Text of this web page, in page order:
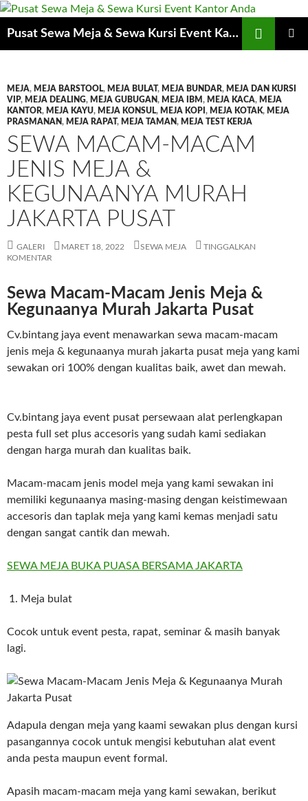
Pusat Sewa Meja & Sewa Kursi Event Kantor Anda
MEJA, MEJA BARSTOOL, MEJA BULAT, MEJA BUNDAR, MEJA DAN KURSI
VIP, MEJA DEALING, MEJA GUBUGAN, MEJA IBM , MEJA KACA, MEJA
KANTOR, MEJA KAYU, MEJA KONSUL, MEJA KOPI , MEJA KOTAK, MEJA
PRASMANAN, MEJA RAPAT, MEJA TAMAN, MEJA TEST KERJA
SEWA MACAM-MACAM
JENIS MEJA &
KEGUNAANYA MURAH
JAKARTA PUSAT
GALERI MARET 18, 2022 SEWA MEJA
TINGGALKAN
KOMENTAR
Sewa Macam-Macam Jenis Meja &
Kegunaanya Murah Jakarta Pusat
Cv.bintang jaya event menawarkan sewa macam-macam
jenis meja & kegunaanya murah jakarta pusat meja yang kami
sewakan ori 100% dengan kualitas baik, awet dan mewah.
Cv.bintang jaya event pusat persewaan alat perlengkapan
pesta full set plus accesoris yang sudah kami sediakan
dengan harga murah dan kualitas baik.
Macam-macam jenis model meja yang kami sewakan ini
memiliki kegunaanya masing-masing dengan keistimewaan
accesoris dan taplak meja yang kami kemas menjadi satu
dengan sangat cantik dan mewah.
SEWA MEJA BUKA PUASA BERSAMA JAKARTA
Meja bulat
Cocok untuk event pesta, rapat, seminar & masih banyak
lagi.
Adapula dengan meja yang kaami sewakan plus dengan kursi
pasangannya cocok untuk mengisi kebutuhan alat event
anda pesta maupun event formal.
Apasih macam-macam meja yang kami sewakan, berikut